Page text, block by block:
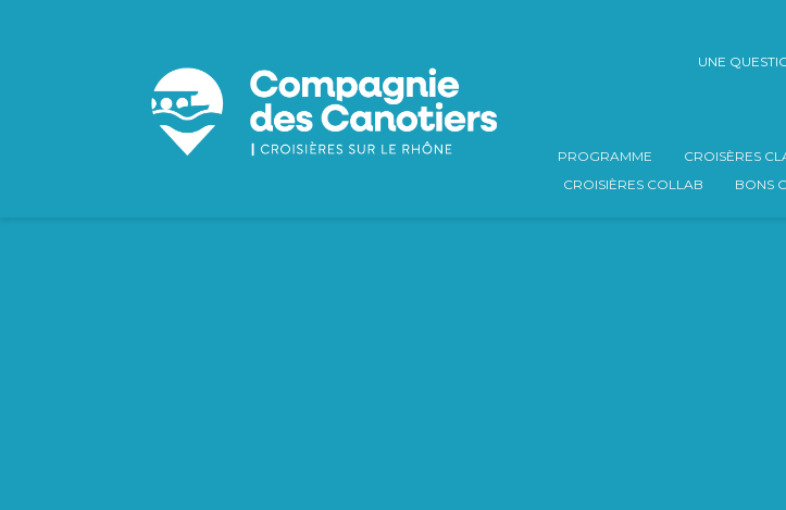
UNE
PROGRAMME CROISÈRES
CROISIÈRES COLLAB
BONS